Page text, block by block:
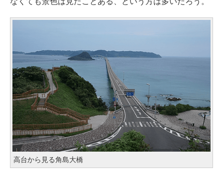
高台から見る角島大橋